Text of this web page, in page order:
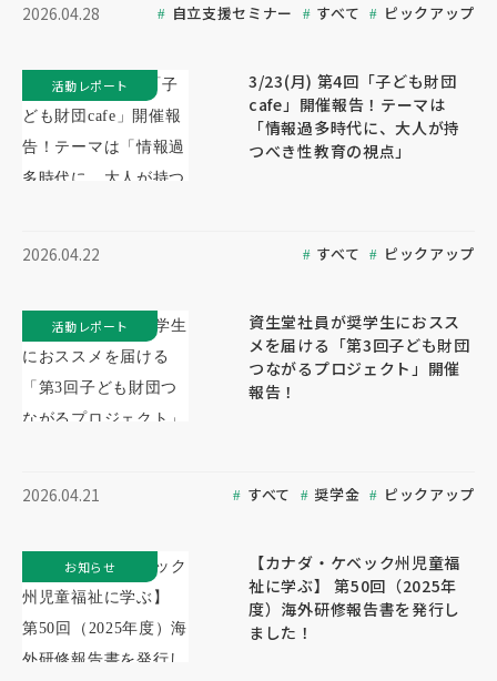
2026.04.28 自立支援セミナー すべて ピックアップ
3/23(月) 第4回「子ども財団
cafe」開催報告！テーマは
「情報過多時代に、大人が持
つべき性教育の視点」
2026.04.22 すべて ピックアップ
活動レポート
資生堂社員が奨学生におスス
メを届ける「第3回子ども財団
つながるプロジェクト」開催
報告！
2026.04.21 すべて 奨学金 ピックアップ
活動レポート
【カナダ・ケベック州児童福
祉に学ぶ】 第50回（2025年
度）海外研修報告書を発行し
ました！
お知らせ